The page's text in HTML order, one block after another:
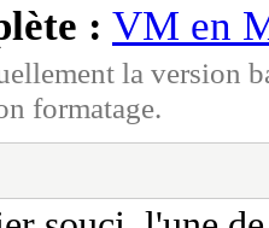
: VM en
la version
formatage.